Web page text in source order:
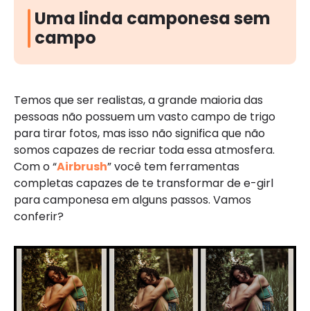
Uma linda camponesa sem
campo
Temos que ser realistas, a grande maioria das
pessoas não possuem um vasto campo de trigo
para tirar fotos, mas isso não significa que não
somos capazes de recriar toda essa atmosfera.
Com o “Airbrush” você tem ferramentas
completas capazes de te transformar de e-girl
para camponesa em alguns passos. Vamos
conferir?